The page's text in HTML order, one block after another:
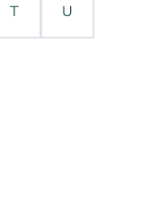
T U